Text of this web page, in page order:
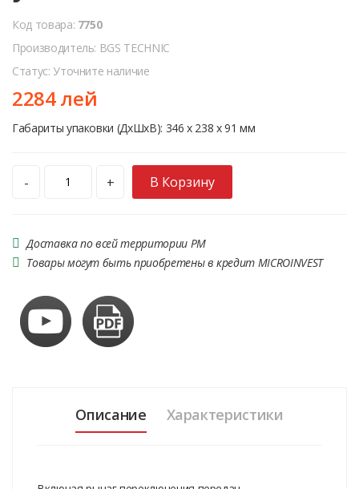
Код товара: 7750
Производитель: BGS TECHNIC
Статус: Уточните наличие
2284 лей
Габариты упаковки (ДхШхВ): 346 x 238 x 91 мм
- + В Корзину
Доставка по всей территории РМ
Товары могут быть приобретены в кредит MICROINVEST
Описание Характеристики